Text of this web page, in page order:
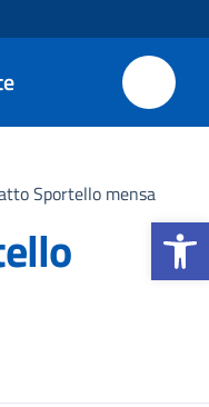
Apri la
Sportello mensa